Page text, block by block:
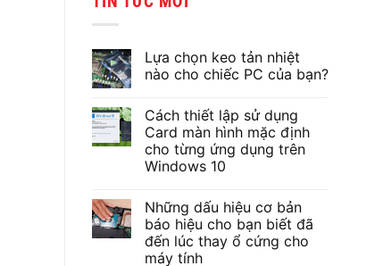
Lựa chọn keo tản nhiệt
nào cho chiếc PC của bạn?
bình
luận
ở
Lựa
chọn
keo
nào
cho
chiếc
PC
của
Cách thiết lập sử dụng
Card màn hình mặc định
cho từng ứng dụng trên
Windows 10
bình
luận
ở
Cách
thiết
Những dấu hiệu cơ bản
báo hiệu cho bạn biết đã
đến lúc thay ổ cứng cho
máy tính